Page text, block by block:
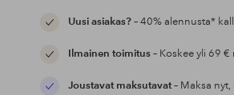
Uusi asiakas?– 40% alennusta*
Ilmainen toimitus– Koskee yli 69
Joustavat maksutavat– Maksa nyt,